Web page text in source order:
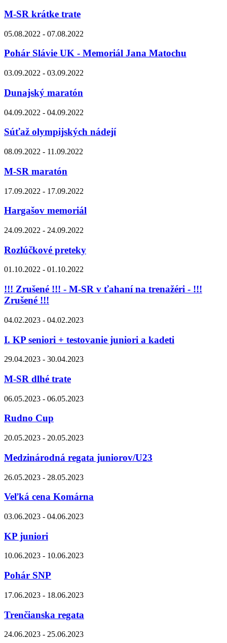
M-SR krátke trate
05.08.2022 - 07.08.2022
Pohár Slávie UK - Memoriál Jana Matochu
03.09.2022 - 03.09.2022
Dunajský maratón
04.09.2022 - 04.09.2022
Súťaž olympijských nádejí
08.09.2022 - 11.09.2022
M-SR maratón
17.09.2022 - 17.09.2022
Hargašov memoriál
24.09.2022 - 24.09.2022
Rozlúčkové preteky
01.10.2022 - 01.10.2022
!!! Zrušené !!! - M-SR v ťahaní na trenažéri - !!!
Zrušené !!!
04.02.2023 - 04.02.2023
I. KP seniori + testovanie juniori a kadeti
29.04.2023 - 30.04.2023
M-SR dlhé trate
06.05.2023 - 06.05.2023
Rudno Cup
20.05.2023 - 20.05.2023
Medzinárodná regata juniorov/U23
26.05.2023 - 28.05.2023
Veľká cena Komárna
03.06.2023 - 04.06.2023
KP juniori
10.06.2023 - 10.06.2023
Pohár SNP
17.06.2023 - 18.06.2023
Trenčianska regata
24.06.2023 - 25.06.2023